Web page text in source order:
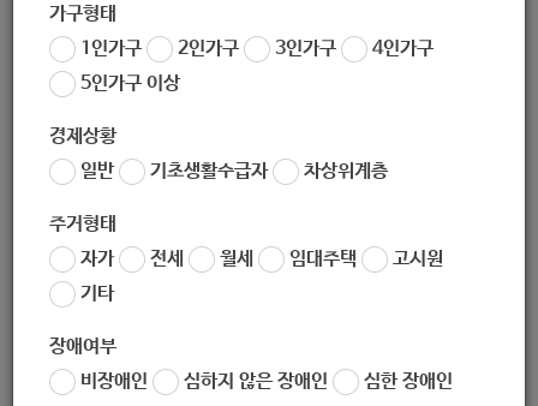
가구형태
1인가구
2인가구 3인가구
4인가구
5인가구 이상
경제상황
일반
기초생활수급자 차상위계층
주거형태
자가
전세 월세 임대주택
고시원
기타
장애여부
비장애인
심하지 않은 장애인 심한 장애인
노원구 거주 등록장애인
지원내용
노원구 거주 장애인의 편의를 고려한 환경과 전문 미용서비스 제